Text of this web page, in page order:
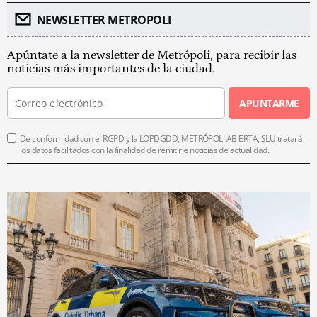
NEWSLETTER METROPOLI
Apúntate a la newsletter de Metrópoli, para recibir las
noticias más importantes de la ciudad.
APUNTARME
De conformidad con el RGPD y la LOPDGDD, METRÓPOLI ABIERTA, SLU tratará
los datos facilitados con la finalidad de remitirle noticias de actualidad.